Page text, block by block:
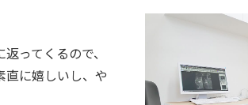
ってくるので、
直に嬉しいし、や